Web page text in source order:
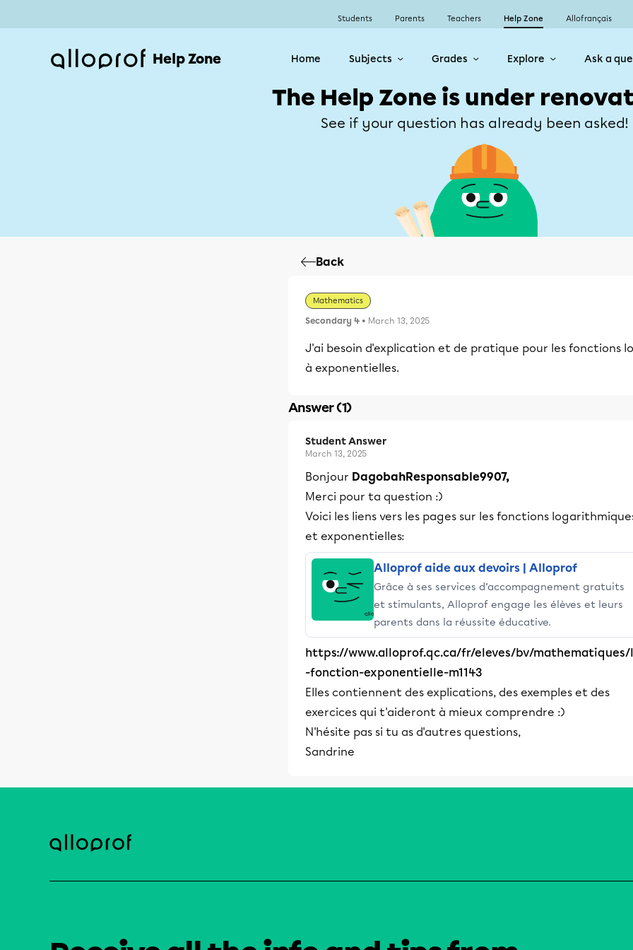
Students Parents Teachers Help Zone Allofrançais
Help Zone Home Subjects Grades Explore Ask a
The Help Zone is under
See if your question has already been asked!
Back
Mathematics
Secondary 4 • March 13, 2025
J'ai besoin d'explication et de pratique pour les fonctions
à exponentielles.
Answer (1)
Student Answer
March 13, 2025
Bonjour DagobahResponsable9907,
Merci pour ta question :)
Voici les liens vers les pages sur les fonctions
et exponentielles:
Alloprof aide aux devoirs | Alloprof
Grâce à ses services d’accompagnement gratuits
et stimulants, Alloprof engage les élèves et leurs
parents dans la réussite éducative.
https://www.alloprof.qc.ca/fr/eleves/bv/mathematiques/
-fonction-exponentielle-m1143
Elles contiennent des explications, des exemples et des
exercices qui t'aideront à mieux comprendre :)
N'hésite pas si tu as d'autres questions,
Sandrine